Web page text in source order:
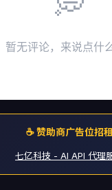
暂无评论，来说点什
☕ 赞助商广告位招租
七亿科技 - AI API 代理